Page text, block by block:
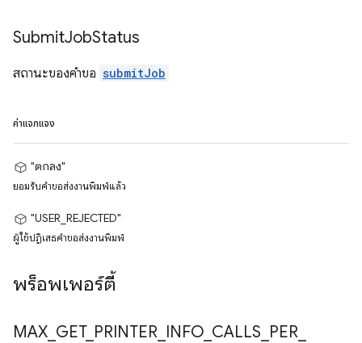
SubmitJobStatus
สถานะของคำขอ submitJob
ค่าแจกแจง
"ตกลง"
ยอมรับคำขอส่งงานพิมพ์แล้ว
"USER_REJECTED"
ผู้ใช้ปฏิเสธคำขอส่งงานพิมพ์
พร็อพเพอร์ตี้
MAX GET_ PRINTER INFO CALLS PER